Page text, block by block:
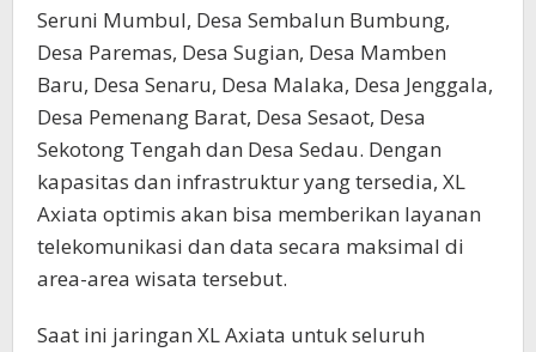
Seruni Mumbul, Desa Sembalun Bumbung,
Desa Paremas, Desa Sugian, Desa Mamben
Baru, Desa Senaru, Desa Malaka, Desa Jenggala,
Desa Pemenang Barat, Desa Sesaot, Desa
Sekotong Tengah dan Desa Sedau. Dengan
kapasitas dan infrastruktur yang tersedia, XL
Axiata optimis akan bisa memberikan layanan
telekomunikasi dan data secara maksimal di
area-area wisata tersebut.
Saat ini jaringan XL Axiata untuk seluruh